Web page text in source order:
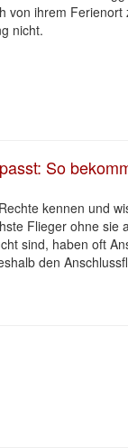
von ihrem
nicht.
So
kennen und
Flieger ohne sie
sind, haben oft
den